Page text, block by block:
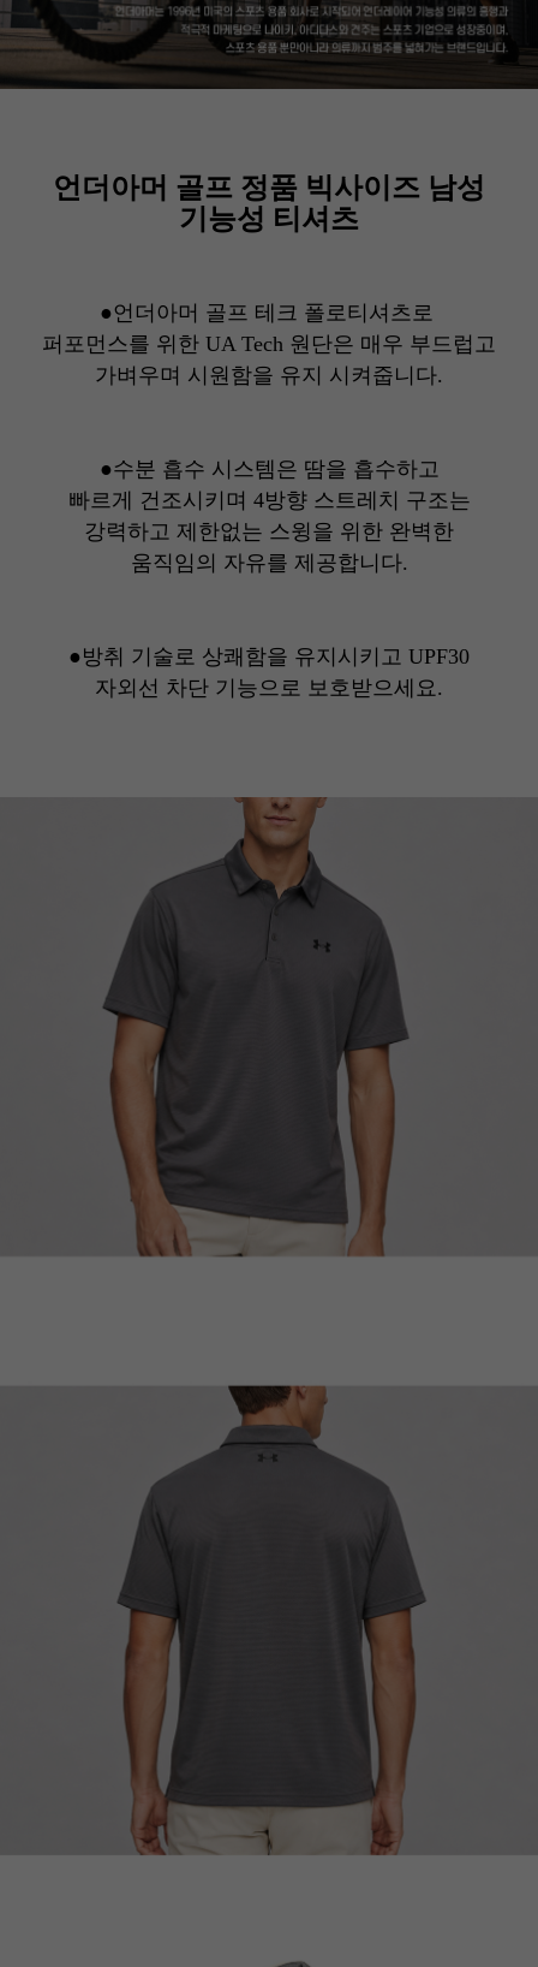
언더아머 골프 정품 빅사이즈 남성
기능성 티셔츠
●언더아머 골프 테크 폴로티셔츠로
퍼포먼스를 위한 UA Tech 원단은 매우 부드럽고
가벼우며 시원함을 유지 시켜줍니다.
●수분 흡수 시스템은 땀을 흡수하고
빠르게 건조시키며 4방향 스트레치 구조는
강력하고 제한없는 스윙을 위한 완벽한
움직임의 자유를 제공합니다.
●방취 기술로 상쾌함을 유지시키고 UPF30
자외선 차단 기능으로 보호받으세요.